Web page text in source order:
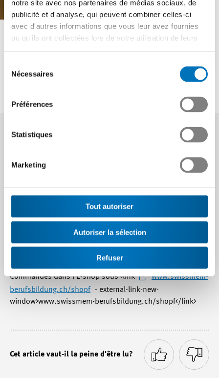
notre site avec nos partenaires de médias sociaux, de
publicité et d'analyse, qui peuvent combiner celles-ci
avec d'autres informations que vous leur avez fournies
ou qu'ils ont collectées lors de votre utilisation de leurs
Nécessaires
Préférences
Statistiques
Marketing
Tout autoriser
Autoriser la sélection
Refuser
Nouveau prix pour la
version anglaise de
l’extrait de normes
Nouveau prix pour la version anglaise de l’extrait de normes
Nouveau prix à partir du 1er septembre 2012 CHF 79.—
(prix membre CHF 63.20). Le prix est ainsi aligné sur celui
des versions allemande, française et italienne.
Commandes dans l'E-shop sous <link
www.swissmem-
berufsbildung.ch/shopf - external-link-new-
window>www.swissmem-berufsbildung.ch/shopf</link>
Cet article vaut-il la peine d'être lu?